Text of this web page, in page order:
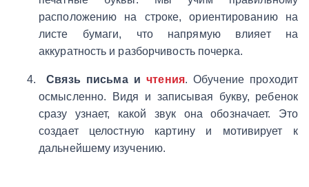
расположению на строке, ориентированию на
листе бумаги, что напрямую влияет на
аккуратность и разборчивость почерка.
Связь письма ичтения. Обучение проходит
осмысленно. Видя и записывая букву, ребенок
сразу узнает, какой звук она обозначает. Это
создает целостную картину и мотивирует к
дальнейшему изучению.